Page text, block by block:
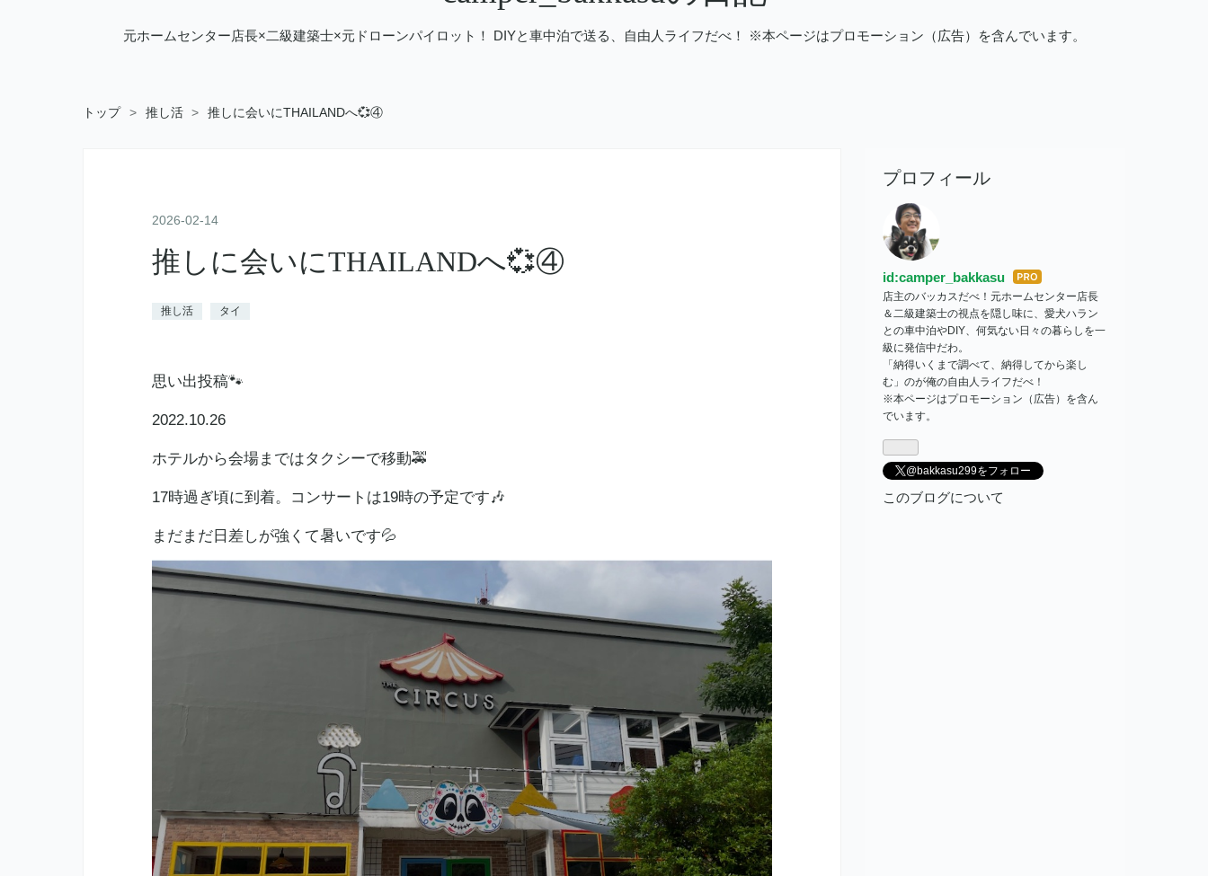
元ホームセンター店長×二級建築士×元ドローンパイロット！ DIYと車中泊で送る、自由人ライフだべ！ ※本ページはプロモーション（広告）を含んでいます。
トップ > 推し活 > 推しに会いにTHAILANDへ💞④
2026-02-14
推しに会いにTHAILANDへ💞④
推し活 タイ
思い出投稿🐾
2022.10.26
ホテルから会場まではタクシーで移動🚕
17時過ぎ頃に到着。コンサートは19時の予定です🎶
まだまだ日差しが強くて暑いです💦
プロフィール
id:camper_bakkasu はて
なブ
ログ
店主のバッカスだべ！元ホームセンター店長
＆二級建築士の視点を隠し味に、愛犬ハラン
との車中泊やDIY、何気ない日々の暮らしを一
級に発信中だわ。
「納得いくまで調べて、納得してから楽し
む」のが俺の自由人ライフだべ！
※本ページはプロモーション（広告）を含ん
でいます。
@bakkasu299をフォロー
このブログについて